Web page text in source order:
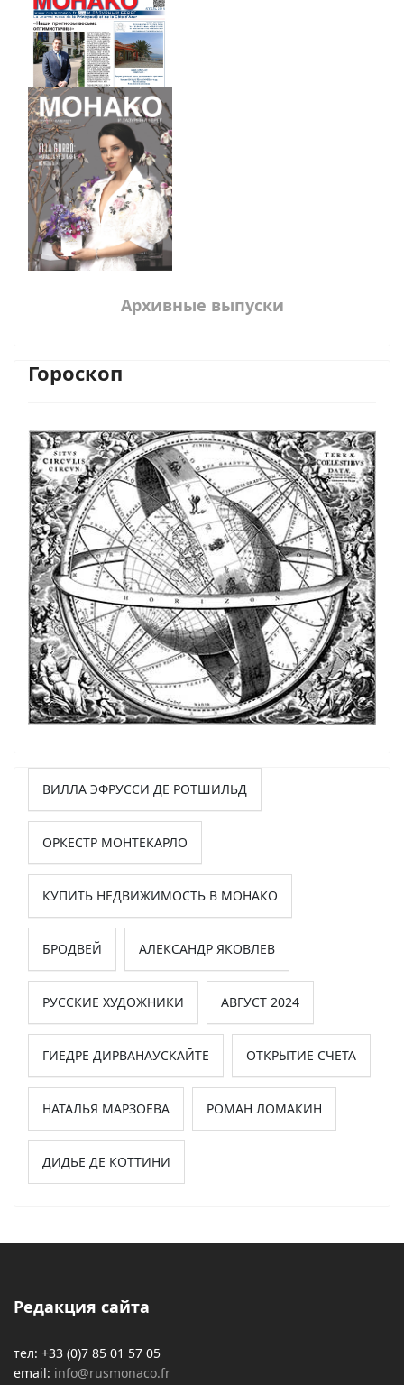
Архивные выпуски
Гороскоп
ВИЛЛА ЭФРУССИ ДЕ РОТШИЛЬД
ОРКЕСТР МОНТЕКАРЛО
КУПИТЬ НЕДВИЖИМОСТЬ В МОНАКО
БРОДВЕЙ АЛЕКСАНДР ЯКОВЛЕВ
РУССКИЕ ХУДОЖНИКИ АВГУСТ 2024
ГИЕДРЕ ДИРВАНАУСКАЙТЕ ОТКРЫТИЕ СЧЕТА
НАТАЛЬЯ МАРЗОЕВА РОМАН ЛОМАКИН
ДИДЬЕ ДЕ КОТТИНИ
Редакция сайта
тел: +33 (0)7 85 01 57 05
email: info@rusmonaco.fr